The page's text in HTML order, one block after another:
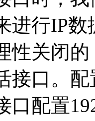
进行IP
性关闭
接口。
口配置